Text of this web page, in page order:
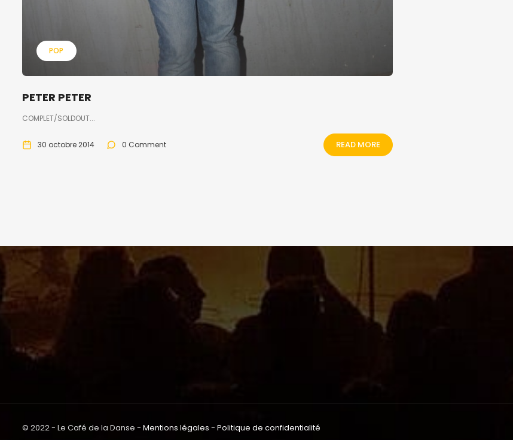
POP
PETER PETER
COMPLET/SOLDOUT...
30 octobre 2014 0 Comment READ MORE
© 2022 - Le Café de la Danse - Mentions légales - Politique de confidentialité